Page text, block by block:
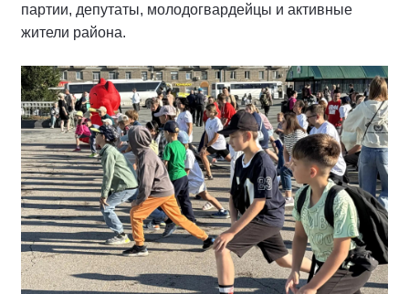
партии, депутаты, молодогвардейцы и активные
жители района.